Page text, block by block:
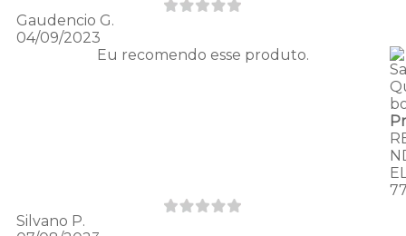
Gaudencio G.
04/09/2023
Eu recomendo esse produto.
Silvano P.